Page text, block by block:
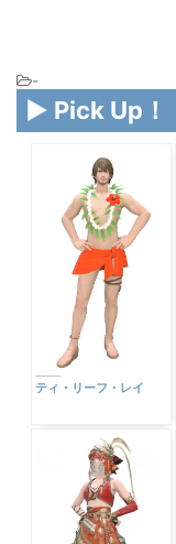
-
▶ Pick Up！
ティ・リーフ・レイ